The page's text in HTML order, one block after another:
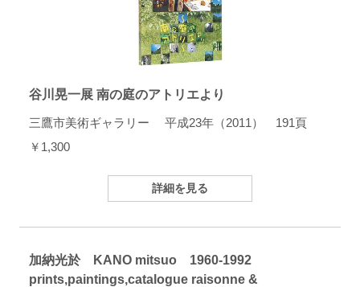
谷川晃一展 南の庭のアトリエより
三鷹市美術ギャラリー 平成23年（2011） 191頁
￥1,300
詳細を見る
加納光於 KANO mitsuo 1960-1992
prints,paintings,catalogue raisonne &